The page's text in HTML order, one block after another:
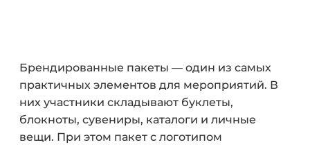
Брендированные пакеты — один из самых
практичных элементов для мероприятий. В
них участники складывают буклеты,
блокноты, сувениры, каталоги и личные
вещи. При этом пакет с логотипом